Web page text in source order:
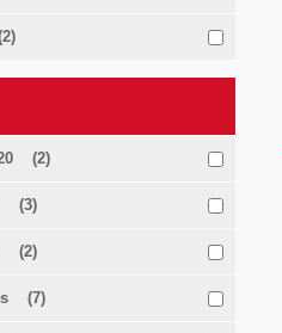
(2)
(3)
(2)
(7)